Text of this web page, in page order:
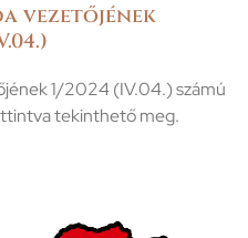
vezetőjének
1/2024 (IV.04.) számú
tekinthető meg.